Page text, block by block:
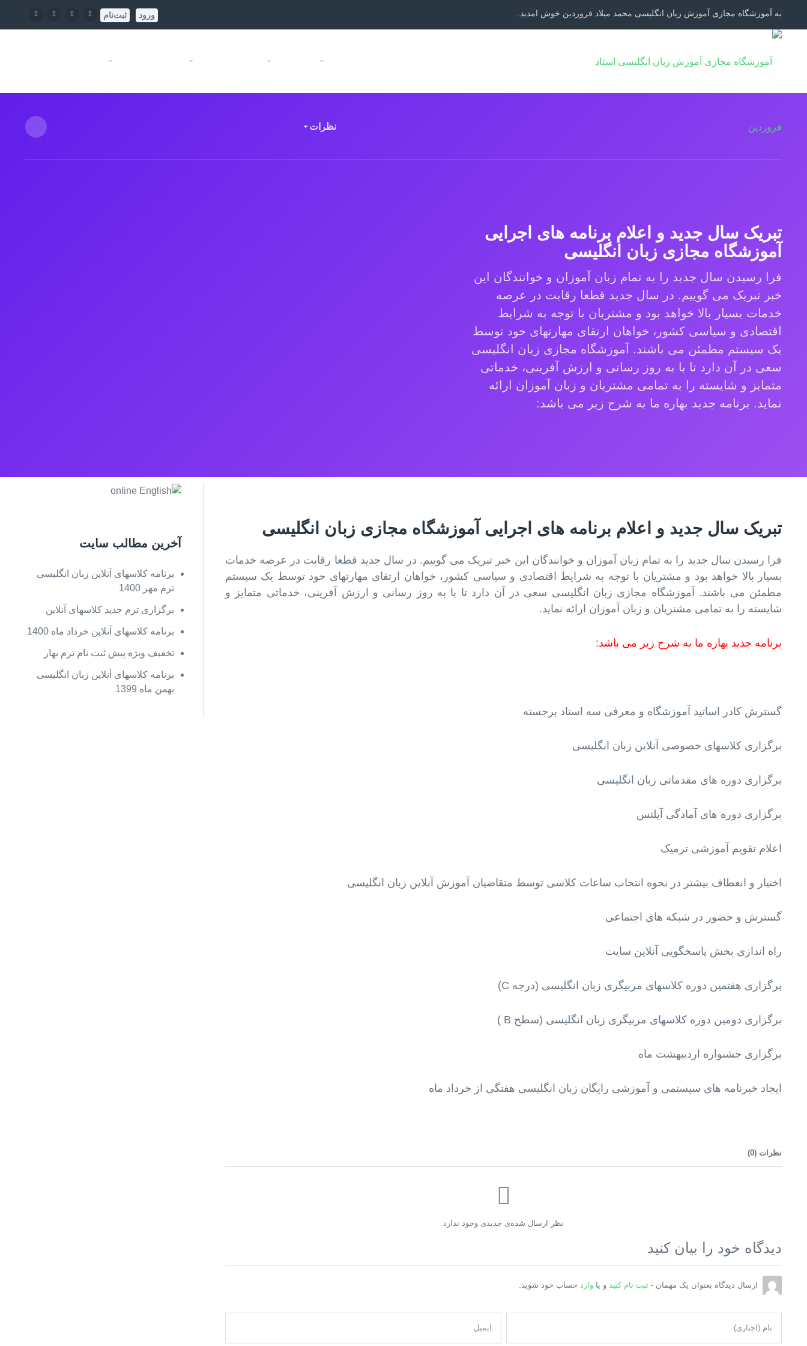
به آموزشگاه مجازی آموزش زبان انگلیسی محمد میلاد فروردین خوش امدید. ورود ثبت‌نام
نظرات
تبریک سال جدید و اعلام برنامه های اجرایی
آموزشگاه مجازی زبان انگلیسی
فرا رسیدن سال جدید را به تمام زبان آموزان و خوانندگان این
خبر تبریک می گوییم. در سال جدید قطعا رقابت در عرصه
خدمات بسیار بالا خواهد بود و مشتریان با توجه به شرایط
اقتصادی و سیاسی کشور، خواهان ارتقای مهارتهای حود توسط
یک سیستم مطمئن می باشند. آموزشگاه مجازی زبان انگلیسی
سعی در آن دارد تا با به روز رسانی و ارزش آفرینی، خدماتی
متمایز و شایسته را به تمامی مشتریان و زبان آموزان ارائه
نماید. برنامه جدید بهاره ما به شرح زیر می باشد:
تبریک سال جدید و اعلام برنامه های اجرایی آموزشگاه مجازی زبان انگلیسی
فرا رسیدن سال جدید را به تمام زبان آموزان و خوانندگان این خبر تبریک می گوییم. در سال جدید قطعا رقابت در عرصه خدمات
بسیار بالا خواهد بود و مشتریان با توجه به شرایط اقتصادی و سیاسی کشور، خواهان ارتقای مهارتهای حود توسط یک سیستم
مطمئن می باشند. آموزشگاه مجازی زبان انگلیسی سعی در آن دارد تا با به روز رسانی و ارزش آفرینی، خدماتی متمایز و
شایسته را به تمامی مشتریان و زبان آموزان ارائه نماید.
برنامه جدید بهاره ما به شرح زیر می باشد:
گسترش کادر اساتید آموزشگاه و معرفی سه استاد برجسته
برگزاری کلاسهای خصوصی آنلاین زبان انگلیسی
برگزاری دوره های مقدماتی زبان انگلیسی
برگزاری دوره های آمادگی آیلتس
اعلام تقویم آموزشی ترمیک
اختیار و انعطاف بیشتر در نحوه انتخاب ساعات کلاسی توسط متقاضیان آموزش آنلاین زبان انگلیسی
گسترش و حضور در شبکه های اجتماعی
راه اندازی بخش پاسخگویی آنلاین سایت
برگزاری هفتمین دوره کلاسهای مربیگری زبان انگلیسی (درجه C)
برگزاری دومین دوره کلاسهای مربیگری زبان انگلیسی (سطح B )
برگزاری جشنواره اردیبهشت ماه
ایجاد خبرنامه های سیستمی و آموزشی رایگان زبان انگلیسی هفتگی از خرداد ماه
نظرات (0
)
نظر ارسال شده‌ی جدیدی وجود ندارد
دیدگاه خود را بیان کنید
ارسال دیدگاه بعنوان یک مهمان - ثبت نام کنید و یا وارد حساب خود شوید.
نام (اجباری) ایمیل
آخرین مطالب سایت
برنامه کلاسهای آنلاین زبان انگلیسی
ترم مهر 1400
برگزاری ترم جدید کلاسهای آنلاین
برنامه کلاسهای آنلاین خرداد ماه 1400
تخفیف ويژه پیش ثبت نام ترم بهار
برنامه کلاسهای آنلاین زبان انگلیسی
بهمن ماه 1399